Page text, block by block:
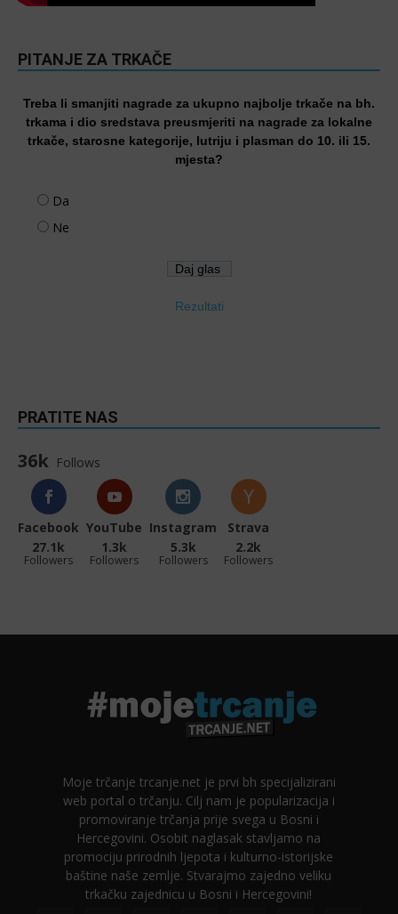
PITANJE ZA TRKAČE
Treba li smanjiti nagrade za ukupno najbolje trkače na bh.
trkama i dio sredstava preusmjeriti na nagrade za lokalne
trkače, starosne kategorije, lutriju i plasman do 10. ili 15.
mjesta?
Da
Ne
Rezultati
PRATITE NAS
36k Follows
Facebook
27.1k
Followers
YouTube
1.3k
Followers
Instagram
5.3k
Followers
Strava
2.2k
Followers
Moje trčanje trcanje.net je prvi bh specijalizirani
web portal o trčanju. Cilj nam je popularizacija i
promoviranje trčanja prije svega u Bosni i
Hercegovini. Osobit naglasak stavljamo na
promociju prirodnih ljepota i kulturno-istorijske
baštine naše zemlje. Stvarajmo zajedno veliku
trkačku zajednicu u Bosni i Hercegovini!